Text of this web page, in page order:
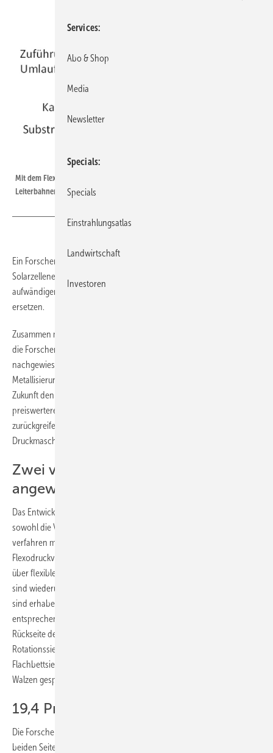
Mit dem Flexodruckverfahren haben die Entwickler die feine Struktur der
Leiterbahnen auf die Vorderseite der Solarzellen gedruck.
Ein Forscherteam hat Rotatiosndruckverfahren zur Metallisierung von
Solarzellenerfolgreich getestet. In Zukunft können die Hersteller so die
aufwändigen Flachbettsiebdruckverfahren durch schneller Prozesse
ersetzen.
Zusammen mit den Entwicklern des Equipmentherstellers Asys haben
die Forscher des Fraunhofer-Instituts für Solare Energiesysteme (ISE)
nachgewiesen, dass sich das Rotationsdruckverfahren für die
Metallisierung von Solarzellen eignet. Damit könnten die Hersteller in
Zukunft den aufwändigen Siebdruck umgehen und auf eine
preiswertere und schnellere Methode der Metallisierung
zurückgreifen. An dem Projekt war außerdem noch die Entwickler des
Druckmaschinenherstellers Gallus beteiligt.
Zwei verschiedene Verfahren
angewendet
Das Entwicklerteam, das im Projekt Rock-Star zusammenarbeitet, hat
sowohl die Vorder- als auch die Rückseite mit jeweils unterschiedliche
verfahren metallisiert. Die Vorderseite haben sie mit dem
Flexodruckverfahren realisiert. Dabei wird das zu druckende Material
über flexible Druckplatten auf die Solarzelle gedruckt. Die Druckplatten
sind wiederum auf Walzen gespannt. Die zu metallisierenden Stellen
sind erhaben und so kann die Metallpaste direkt auf die
entsprechenden Bereiche der Solarzelle aufgebracht werden. Die
Rückseite der Zellen haben die Forscher hingegen mit dem
Rotationssiebdruckverfahren metallisiert. Der ähnelt dem normalen
Flachbettsiebdruck, nur dass die Siebe als flexible Druckplatten auf
Walzen gespannt werden.
19,4 Prozent Effizienz erreicht
Die Forscher haben es geschafft, Solarzellen im Standardformat auf
beiden Seiten unterbrechungsfrei zu metallisieren. Sie konnten eine
Services
Abo & Shop
Media
Newsletter
Specials
Specials
Einstrahlungsatlas
Landwirtschaft
Investoren